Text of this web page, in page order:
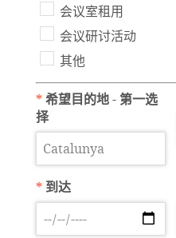
会议室租用
会议研讨活动
其他
*希望目的地 - 第一选
择
* 到达